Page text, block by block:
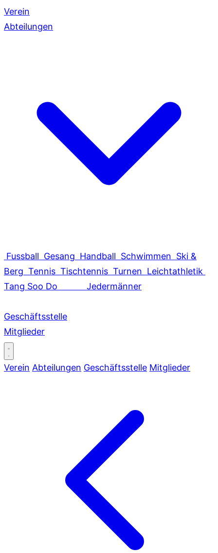
Verein
Abteilungen
Fussball Gesang Handball Schwimmen Ski &
Berg Tennis Tischtennis Turnen Leichtathletik
Tang Soo Do
Jedermänner
Geschäftsstelle
Mitglieder
Verein Abteilungen Geschäftsstelle Mitglieder